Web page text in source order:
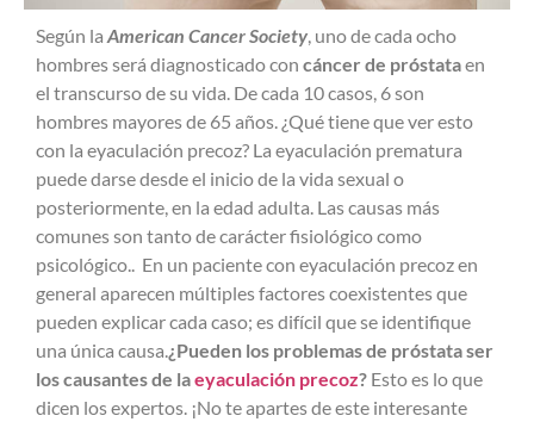
Según la American Cancer Society, uno de cada ocho
hombres será diagnosticado con cáncer de próstataen
el transcurso de su vida. De cada 10 casos, 6 son
hombres mayores de 65 años. ¿Qué tiene que ver esto
con la eyaculación precoz? La eyaculación prematura
puede darse desde el inicio de la vida sexual o
posteriormente, en la edad adulta. Las causas más
comunes son tanto de carácter fisiológico como
psicológico.. En un paciente con eyaculación precoz en
general aparecen múltiples factores coexistentes que
pueden explicar cada caso; es difícil que se identifique
una única causa.¿Pueden los problemas de próstata ser
los causantes de laeyaculación precoz? Esto es lo que
dicen los expertos. ¡No te apartes de este interesante